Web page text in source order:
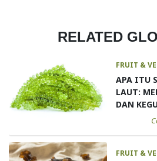
RELATED
FRUIT &
APA ITU
LAUT:
DAN
FRUIT &